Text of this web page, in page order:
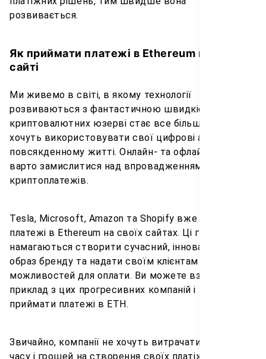
розвивається.
Як приймати платежі в Ethereum на моєму
сайті
Ми живемо в світі, в якому технології
розвиваються з фантастичною швидкістю:
криптовалютних юзерві стає все більше і вони
хочуть використовувати свої цифрові активи у
повсякденному житті. Онлайн- та офлайн-бізнесу
варто замислитися над впровадженням
криптоплатежів.
Tesla, Microsoft, Amazon та Shopify вже приймають
платежі в Ethereum на своїх сайтах. Ці гіганти
намагаються створити сучасний, інноваційний
образ бренду та надати своїм клієнтам більше
можливостей для оплати. Ви можете взяти
приклад з цих прогресивних компаній і теж
приймати платежі в ETH.
Звичайно, компанії не хочуть витрачати багато
часу і грошей на створення своїх платіжних